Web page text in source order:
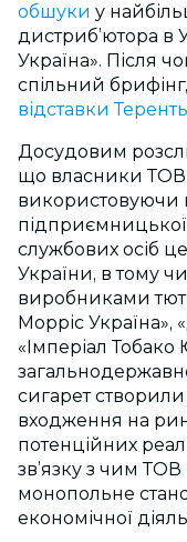
обшуки у
дистриб’ютора в
Україна». Після
спільний
відставки
Досудовим
що власники ТОВ
використовуючи
підприємницької
службових осіб
України, в тому
виробниками
Морріс Україна»,
«Імперіал
сигарет
входження на
потенційних
зв’язку з чим ТОВ
монопольне
економічної